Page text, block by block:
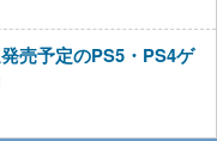
売予定のPS5・PS4ゲ